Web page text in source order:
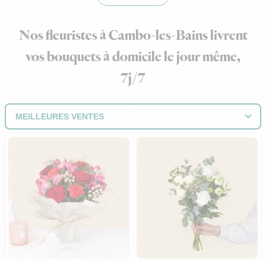
Nos fleuristes à Cambo-les-Bains livrent
vos bouquets à domicile le jour même,
7j/7